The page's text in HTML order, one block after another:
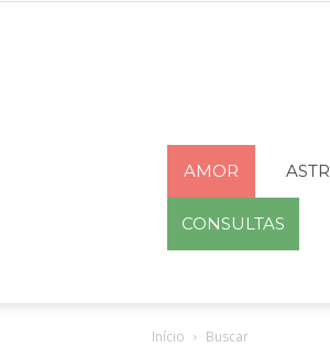
AMOR
CONSULTAS
Início Buscar